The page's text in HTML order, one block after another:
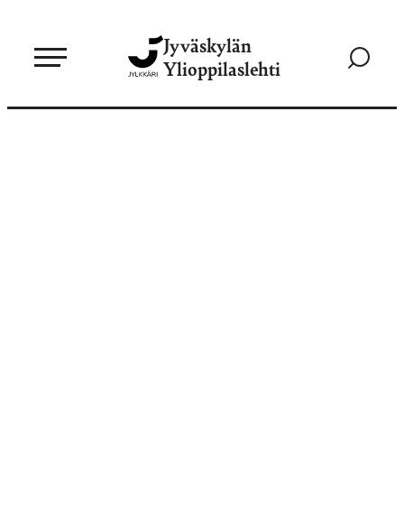
sisältöön
Jyväskylän
Ylioppilaslehti
Siirry